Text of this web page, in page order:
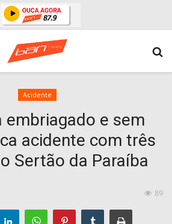
Acidente
e sem
acidente com três
Sertão da Paraíba
89